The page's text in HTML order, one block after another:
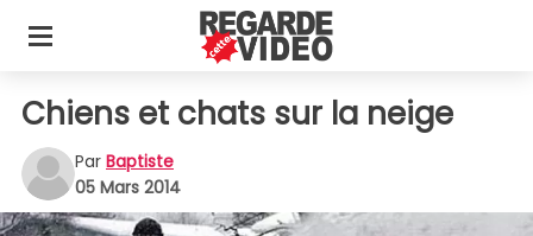
Chiens et chats sur la neige
Par Baptiste
05 Mars 2014